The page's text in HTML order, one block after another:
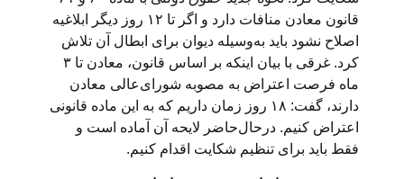
قانون معادن منافات دارد و اگر تا ۱۲ روز دیگر ابلاغیه
اصلاح نشود باید به‌وسیله دیوان برای ابطال آن تلاش
کرد. غرقی با بیان اینکه بر اساس قانون، معادن تا ۳
ماه فرصت اعتراض به ‌مصوبه شورای‌عالی معادن
دارند، گفت: ۱۸ روز زمان داریم که به این ماده قانونی
اعتراض کنیم. درحال‌حاضر لایحه آن آماده است و
فقط باید برای تنظیم شکایت اقدام کنیم.